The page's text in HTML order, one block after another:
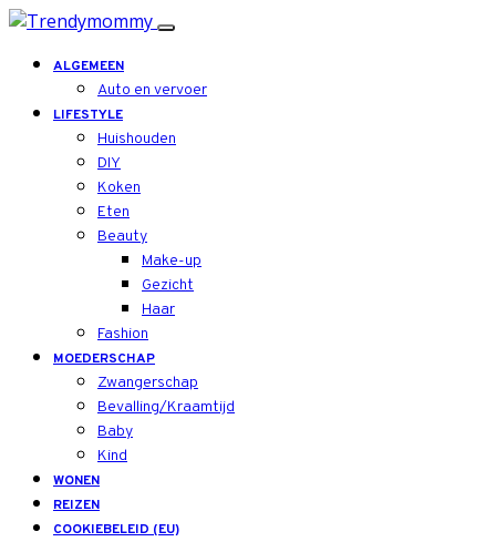
ALGEMEEN
Auto en vervoer
LIFESTYLE
Huishouden
DIY
Koken
Eten
Beauty
Make-up
Gezicht
Haar
Fashion
MOEDERSCHAP
Zwangerschap
Bevalling/Kraamtijd
Baby
Kind
WONEN
REIZEN
COOKIEBELEID (EU)